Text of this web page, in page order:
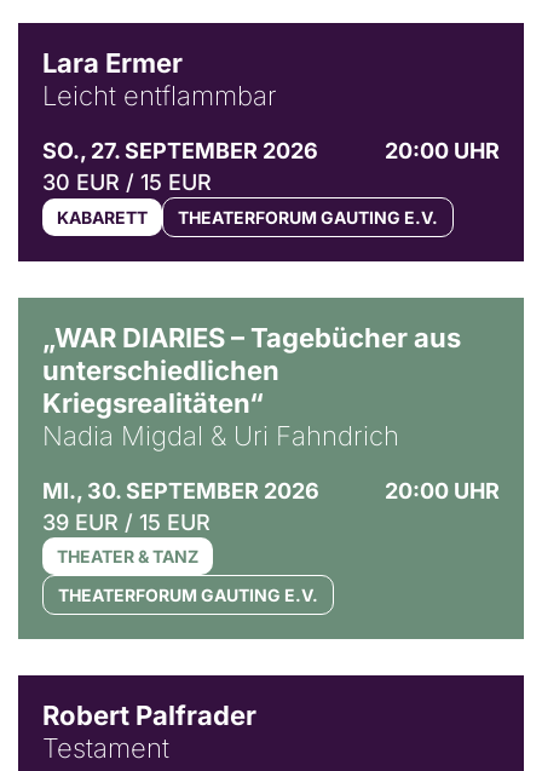
Lara Ermer
Leicht entflammbar
SO., 27. SEPTEMBER 2026
20:00 UHR
30 EUR / 15 EUR
KABARETT THEATERFORUM GAUTING E.V.
„WAR DIARIES – Tagebücher aus
unterschiedlichen
Kriegsrealitäten“
Nadia Migdal & Uri Fahndrich
MI., 30. SEPTEMBER 2026
20:00 UHR
39 EUR / 15 EUR
THEATER & TANZ
THEATERFORUM GAUTING E.V.
Robert Palfrader
Testament